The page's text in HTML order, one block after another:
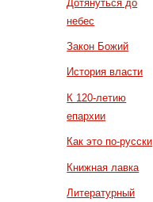
Дотянуться до
небес
Закон Божий
История власти
К 120-летию
епархии
Как это по-русски
Книжная лавка
Литературный